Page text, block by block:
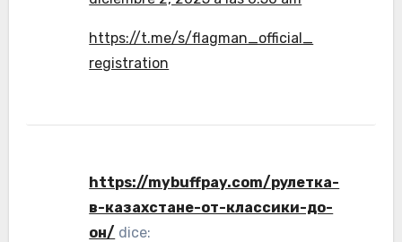
https://t.me/s/flagman_official_
registration
https://mybuffpay.com/рулетка-
в-казахстане-от-классики-до-
он/ dice: